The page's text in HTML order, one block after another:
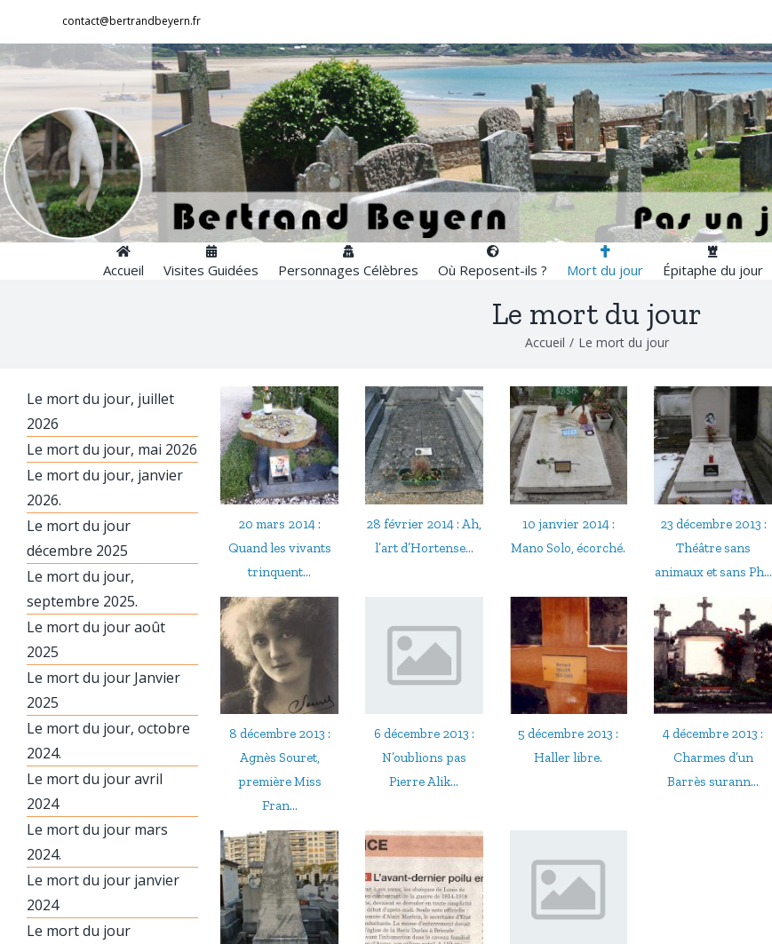
contenu
contact@bertrandbeyern.fr
Accueil Visites Guidées Personnages Célèbres Où Reposent-ils ? Mort du jour Épitaphe du jour
Le mort du jour
Accueil / Le mort du jour
20 mars 2014 :
Quand les vivants
trinquent…
28 février 2014 : Ah,
l’art d’Hortense...
10 janvier 2014 :
Mano Solo, écorché.
23 décembre 2013 :
Théâtre sans
animaux et sans Ph...
8 décembre 2013 :
Agnès Souret,
première Miss
Fran...
6 décembre 2013 :
N’oublions pas
Pierre Alik...
5 décembre 2013 :
Haller libre.
4 décembre 2013 :
Charmes d’un
Barrès surann...
Le mort du jour, juillet
2026
Le mort du jour, mai 2026
Le mort du jour, janvier
2026.
Le mort du jour
décembre 2025
Le mort du jour,
septembre 2025.
Le mort du jour août
2025
Le mort du jour Janvier
2025
Le mort du jour, octobre
2024.
Le mort du jour avril
2024
Le mort du jour mars
2024.
Le mort du jour janvier
2024
Le mort du jour